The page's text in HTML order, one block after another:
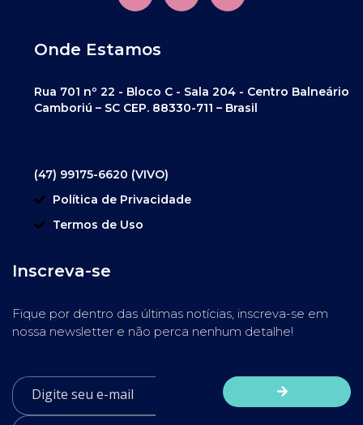
Onde Estamos
Rua 701 nº 22 - Bloco C - Sala 204 - Centro Balneário
Camboriú – SC CEP. 88330-711 – Brasil
(47) 99175-6620 (VIVO)
Política de Privacidade
Termos de Uso
Inscreva-se
Fique por dentro das últimas notícias, inscreva-se em
nossa newsletter e não perca nenhum detalhe!